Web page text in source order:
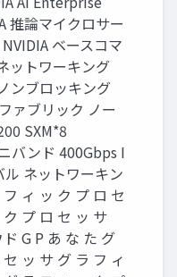
推論マイクロサー
ベースコマ
ットワーキング
ンブロッキング
ァブリック ノー
SXM*8
バンド 400Gbps I
ネットワーキン
ィ ッ ク プ ロ セ
プ ロ セ ッ サ
G P あ な た グ
ッ サ グ ラ フ ィ